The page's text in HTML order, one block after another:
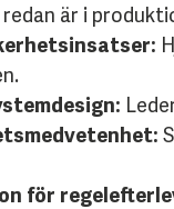
är i
för